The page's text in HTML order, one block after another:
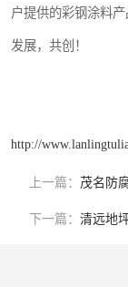
户提供的彩钢涂料
发展，共创！
http://
上一篇： 茂名防
下一篇： 清远地